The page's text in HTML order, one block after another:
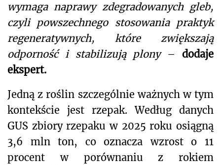
wymaga naprawy zdegradowanych gleb,
czyli powszechnego stosowania praktyk
regeneratywnych, które zwiększają
odporność i stabilizują plony –dodaje
ekspert.
Jedną z roślin szczególnie ważnych w tym
kontekście jest rzepak. Według danych
GUS zbiory rzepaku w 2025 roku osiągną
3,6 mln ton, co oznacza wzrost o 11
procent w porównaniu z rokiem